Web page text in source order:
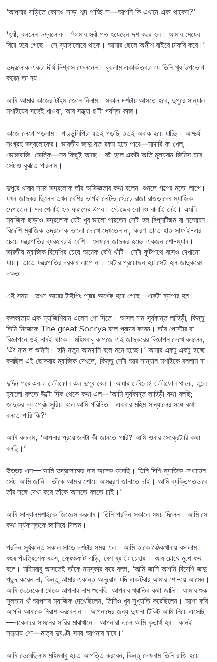
‘আপনার বাড়িতে কোনও সাড়া শব্দ পাচ্ছি না—আপনি কি এখানে একা থাকেন?’
‘হ্যাঁ, বললেন ভদ্রলোক। ‘আমার স্ত্রী গত হয়েছেন দশ বছর হল। আমার মেয়ের
বিয়ে হয়ে গেছে। সে ব্যাঙ্গালোরে থাকে। আমার ছেলে অনীশ বাইরে চাকরি করে।’
ভদ্রলোক একটা দীর্ঘ নিশ্বাস ফেললেন। বুঝলাম একাকীত্বটা যে তিনি খুব উপভোগ
করেন তা নয়।
আমি আমার কাজের টাইম জেনে নিলাম। সকাল দশটায় আসতে হবে, দুপুরে সান্যাল
মশাইয়ের সঙ্গেই খাওয়া, আর সন্ধ্যা ছ’টা পর্যন্ত কাজ।
কাজে লেগে পড়লাম। পাণ্ডুলিপিটা যতই পড়ছি ততই অবাক হয়ে যাচ্ছি। আশ্চর্য
সংগ্রহ ভদ্রলোকের। ভারতীয় জাদু যত রকম হতে পারে—মাদারি কা খেল,
ভোজবাজি, ভেল্কি—সব কিছুই আছে। বই হলে একটা অতি মূল্যবান জিনিস হবে
সেটাও বুঝতে পারলাম।
দুপুরে খাবার সময় ভদ্রলোক তাঁর অভিজ্ঞতার কথা বলেন, শুনতে গল্পের মতো লাগে।
যখন জাদুকর ছিলেন তখন বেশির ভাগই নেটিভ স্টেটে রাজা রাজড়াদের ম্যাজিক
দেখাতেন। সব খেলাই হত ফরাসের উপর। স্টেজের কোনও বালাই নেই। এমনি
ম্যাজিক ছাড়াও ভদ্রলোক যেটা খুব ভালো পারতেন সেটা হল হিপ্‌নটিজম বা সম্মোহন।
বিদেশি ম্যাজিক ভদ্রলোক ভালো চোখে দেখতেন না, কারণ তাতে হাত সাফাই-এর
চেয়ে যন্ত্রপাতির ব্যবহারটাই বেশি। সেখানে জাদুকর হচ্ছে একজন শো-ম্যান।
ভারতীয় ম্যাজিক বিদেশির চেয়ে অনেক বেশি খাঁটি। সেটা ফুটপাথে বসেও দেখানো
যায়। তাতে যন্ত্রপাতির দরকার লাগে না। যেটার প্রয়োজন হয় সেটা হল জাদুকরের
দক্ষতা।
এই সময়—তখন আমার টাইপিং প্রায় অর্ধেক হয়ে গেছে—একটা ব্যাপার হল।
কলকাতায় এক ম্যাজিশিয়ান এলেন শো দিতে। আসল নাম সূর্যকান্ত লাহিড়ী, কিন্তু
তিনি নিজেকে The great Soorya বলে প্রচার করেন। তাঁর পোস্টার বা
বিজ্ঞাপনে ওই নামই থাকে। মহিমবাবু কাগজে এই জাদুকরের বিজ্ঞাপন দেখে বললেন,
‘এঁর নাম ত শুনিনি। ইনি নতুন আমদানি বলে মনে হচ্ছে।’ আমার একটু একটু ইচ্ছে
করছিল এই ছোকরার ম্যাজিক দেখতে, কিন্তু সেটা আর সান্যাল মশাইকে বললাম না।
দুদিন পরে একটা টেলিফোন এল দুপুর বেলা। আমার টেবিলেই টেলিফোন থাকে, তুলে
হ্যালো বলতে উল্টো দিক থেকে কথা এল—‘আমি সূর্যকান্ত লাহিড়ী কথা বলছি;
জাদুকর দ্য গ্রেট সুরিয়া বলে আমি পরিচিত। একবার মহিম সান্যালের সঙ্গে কথা
বলতে পারি কি?’
আমি বললাম, ‘আপনার প্রয়োজনটা কী জানতে পারি? আমি ওনার সেক্রেটারি কথা
বলছি।’
উত্তর এল—‘আমি ভদ্রলোকের নাম অনেক শুনেছি। তিনি দিশি ম্যাজিক দেখাতেন
সেটা আমি জানি। তাঁকে আমার শোয়ে আমন্ত্রণ জানাতে চাই। আমি ব্যক্তিগতভাবে
তাঁর সঙ্গে দেখা করে তাঁকে আসতে বলতে চাই।’
আমি সান্যালমশাইকে জিজ্ঞেস করলাম। তিনি পরদিন সকালে সময় দিলেন। আমি সে
কথা সূর্যকান্তকে জানিয়ে দিলাম।
পরদিন সূর্যকান্ত সকাল সাড়ে দশটার সময় এল। আমি তাকে বৈঠকখানায় বসালাম।
বছর পঁয়ত্রিশেক বয়স, ফ্রেঞ্চকাট দাড়ি, বেশ ব্রাইট চেহারা। আর চোখে মুখে কথা
বলে। মহিমবাবু আসতেই তাঁকে নমস্কার করে বলল, ‘আমি জানি আপনি বিদেশি জাদু
পছন্দ করেন না, কিন্তু আমার একান্ত অনুরোধ যদি একটিবার আমার শো-য়ে আসেন।
আমি ছেলেবেলা থেকে আপনার নাম শুনেছি, আপনার খ্যাতির কথা জানি। আমার গুরু
সুলতান খাঁ আপনার ম্যাজিক দেখেছিলেন, তিনিও খুব সুখ্যাতি করেছিলেন। আশা করি
আপনি আমাকে নিরাশ করবেন না। আপনাদের জন্য দুখানা টিকিট আমি নিয়ে এসেছি
—একেবারে সামনের সারির মাঝখানে। আপনারা এলে আমি কৃতার্থ হব। কালই
সন্ধ্যায় শো—মাত্র দুঘণ্টা সময় আপনার যাবে।’
আমি ভেবেছিলাম মহিমবাবু হয়ত আপত্তি করবেন, কিন্তু দেখলাম তিনি রাজি হয়ে